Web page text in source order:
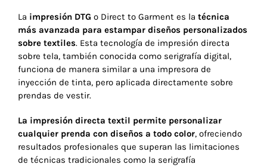
La impresión DTG o Direct to Garment es la técnica
más avanzada para estampar diseños personalizados
sobre textiles. Esta tecnología de impresión directa
sobre tela, también conocida como serigrafía digital,
funciona de manera similar a una impresora de
inyección de tinta, pero aplicada directamente sobre
prendas de vestir.
La impresión directa textil permite personalizar
cualquier prenda con diseños a todo color, ofreciendo
resultados profesionales que superan las limitaciones
de técnicas tradicionales como la serigrafía